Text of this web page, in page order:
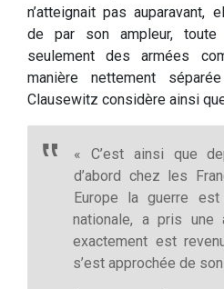
n’atteignait pas auparavant,
de par son ampleur,
seulement des armées
manière nettement
Clausewitz considère ainsi
« C’est ainsi que
d’abord chez les
Europe la guerre
nationale, a pris une
exactement est
s’est approchée de